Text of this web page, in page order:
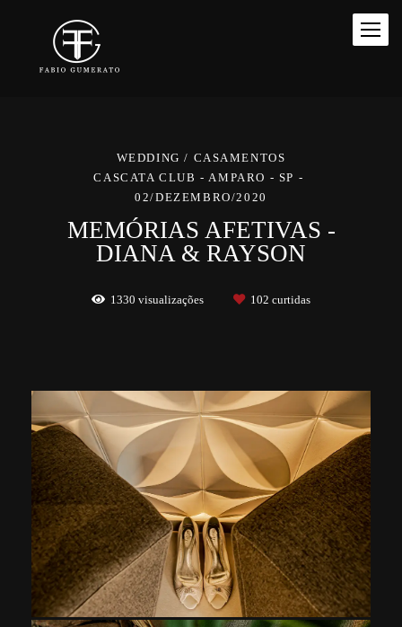
WEDDING / CASAMENTOS
CASCATA CLUB - AMPARO - SP
02/DEZEMBRO/2020
MEMÓRIAS AFETIVAS -
DIANA & RAYSON
1330 visualizações 102 curtidas